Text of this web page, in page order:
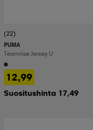
(22)
PUMA
Teamrise Jersey U
12,99
Suositushinta 17,49